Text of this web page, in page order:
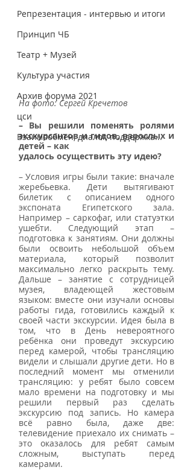
Репрезентация - интервью и итоги
Принцип ЧБ
Театр + Музей
Культура участия
Архив форума 2021
цси
Взаимообмен, диалог, поддержка...
На фото: Сергей Кречетов
– Вы решили поменять ролями
экскурсантов и гидов, взрослых и
детей – как
удалось осуществить эту идею?
– Условия игры были такие: вначале
жеребьевка. Дети вытягивают
билетик с описанием одного
экспоната Египетского зала.
Например – саркофаг, или статуэтки
ушебти. Следующий этап –
подготовка к занятиям. Они должны
были освоить небольшой объем
материала, который позволит
максимально легко раскрыть тему.
Дальше – занятие с сотрудницей
музея, владеющей жестовым
языком: вместе они изучали основы
работы гида, готовились каждый к
своей части экскурсии. Идея была в
том, что в День невероятного
ребёнка они проведут экскурсию
перед камерой, чтобы трансляцию
видели и слышали другие дети. Но в
последний момент мы отменили
трансляцию: у ребят было совсем
мало времени на подготовку и мы
решили первый раз сделать
экскурсию под запись. Но камера
всё равно была, даже две:
телевидение приехало их снимать –
это оказалось для ребят самым
сложным, выступать перед
камерами.